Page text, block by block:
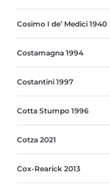
Cosimo I de’ Medici 1940
Costamagna 1994
Costantini 1997
Cotta Stumpo 1996
Cotza 2021
Cox-Rearick 2013